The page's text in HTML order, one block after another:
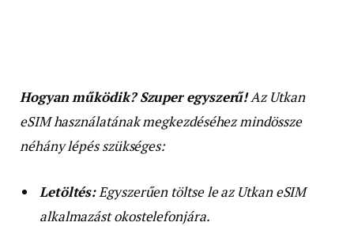
Hogyan működik? Szuper egyszerű!Az Utkan
eSIM használatának megkezdéséhez mindössze
néhány lépés szükséges:
Letöltés:Egyszerűen töltse le az Utkan eSIM
alkalmazást okostelefonjára.